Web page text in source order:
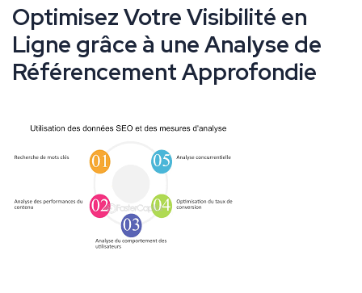
Optimisez Votre Visibilité en
Ligne grâce à une Analyse de
Référencement Approfondie